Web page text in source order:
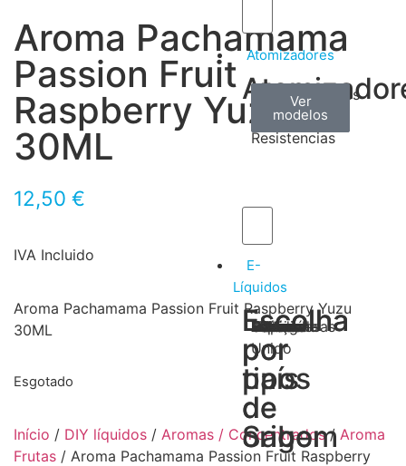
Atomizadores
Claromizadores
Ver
modelos
Reconstruíveis
Ver
modelos
Resistencias
Ver
modelos
E-
Líquidos
Escolha
por
tipos
de
Sabor
Tabaco
Frutas
Bebidas
Frescos
Sobremesas
Escolha
por
país
de
origem
Portugal
Alemanha
USA
Reino
Unido
Canadá
França
Malásia
Filipinas
Espanha
Polónia
Grécia
Aroma Pachamama
Passion Fruit
Raspberry Yuzu
30ML
12,50 €
IVA Incluido
Aroma Pachamama Passion Fruit Raspberry Yuzu
30ML
Esgotado
Início / DIY líquidos / Aromas / Concentrados/ Aroma
Frutas / Aroma Pachamama Passion Fruit Raspberry